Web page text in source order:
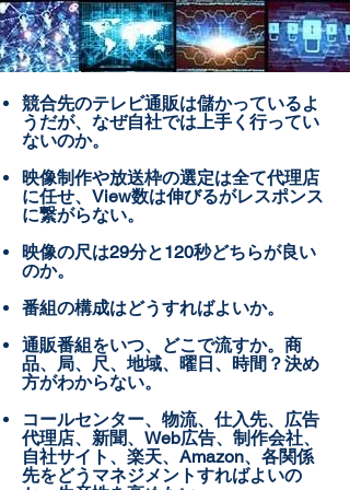
競合先のテレビ通販は儲かっているよ
うだが、なぜ自社では上手く行ってい
ないのか。
映像制作や放送枠の選定は全て代理店
に任せ、View数は伸びるがレスポンス
に繋がらない。
映像の尺は29分と120秒どちらが良い
のか。
番組の構成はどうすればよいか。
​通販番組をいつ、どこで流すか。商
品、局、尺、地域、曜日、時間？決め
方がわからない。
コールセンター、物流、仕入先、広告
代理店、新聞、Web広告、制作会社、
自社サイト、楽天、Amazon、各関係
先をどうマネジメントすればよいの